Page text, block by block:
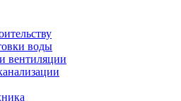
воды
вентиляции